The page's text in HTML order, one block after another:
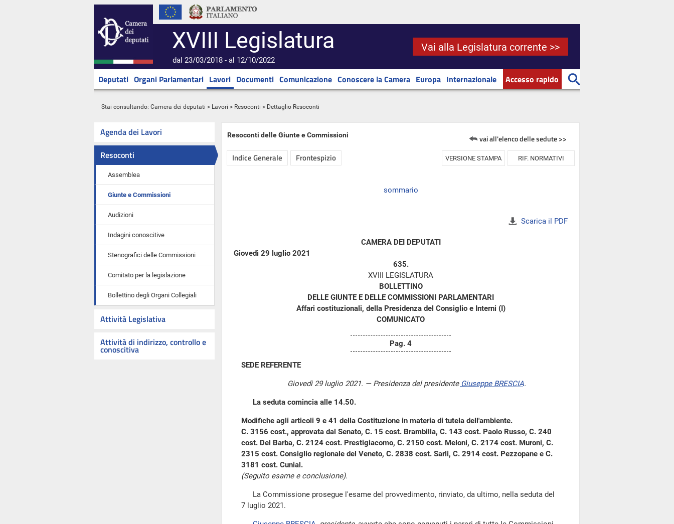
XVIII Legislatura
dal 23/03/2018 - al 12/10/2022
Vai alla Legislatura corrente >>
Deputati Organi Parlamentari Lavori Documenti Comunicazione Conoscere la Camera Europa Internazionale Accesso rapido
Stai consultando: Camera dei deputati > Lavori > Resoconti > Dettaglio Resoconti
Agenda dei Lavori
Resoconti
Assemblea
Giunte e Commissioni
Audizioni
Indagini conoscitive
Stenografici delle Commissioni
Comitato per la legislazione
Bollettino degli Organi Collegiali
Attività Legislativa
Attività di indirizzo, controllo e
conoscitiva
Resoconti delle Giunte e Commissioni vai all'elenco delle sedute >>
Indice Generale Frontespizio VERSIONE STAMPA RIF. NORMATIVI
sommario
Scarica il PDF
CAMERA DEI DEPUTATI
Giovedì 29 luglio 2021
635.
XVIII LEGISLATURA
BOLLETTINO
DELLE GIUNTE E DELLE COMMISSIONI PARLAMENTARI
Affari costituzionali, della Presidenza del Consiglio e Interni (I)
COMUNICATO
Pag. 4
SEDE REFERENTE
Giovedì 29 luglio 2021. — Presidenza del presidente Giuseppe BRESCIA.
La seduta comincia alle 14.50.
Modifiche agli articoli 9 e 41 della Costituzione in materia di tutela dell'ambiente.
C. 3156 cost., approvata dal Senato, C. 15 cost. Brambilla, C. 143 cost. Paolo Russo, C. 240
cost. Del Barba, C. 2124 cost. Prestigiacomo, C. 2150 cost. Meloni, C. 2174 cost. Muroni, C.
2315 cost. Consiglio regionale del Veneto, C. 2838 cost. Sarli, C. 2914 cost. Pezzopane e C.
3181 cost. Cunial.
(Seguito esame e conclusione).
La Commissione prosegue l'esame del provvedimento, rinviato, da ultimo, nella seduta del
7 luglio 2021.